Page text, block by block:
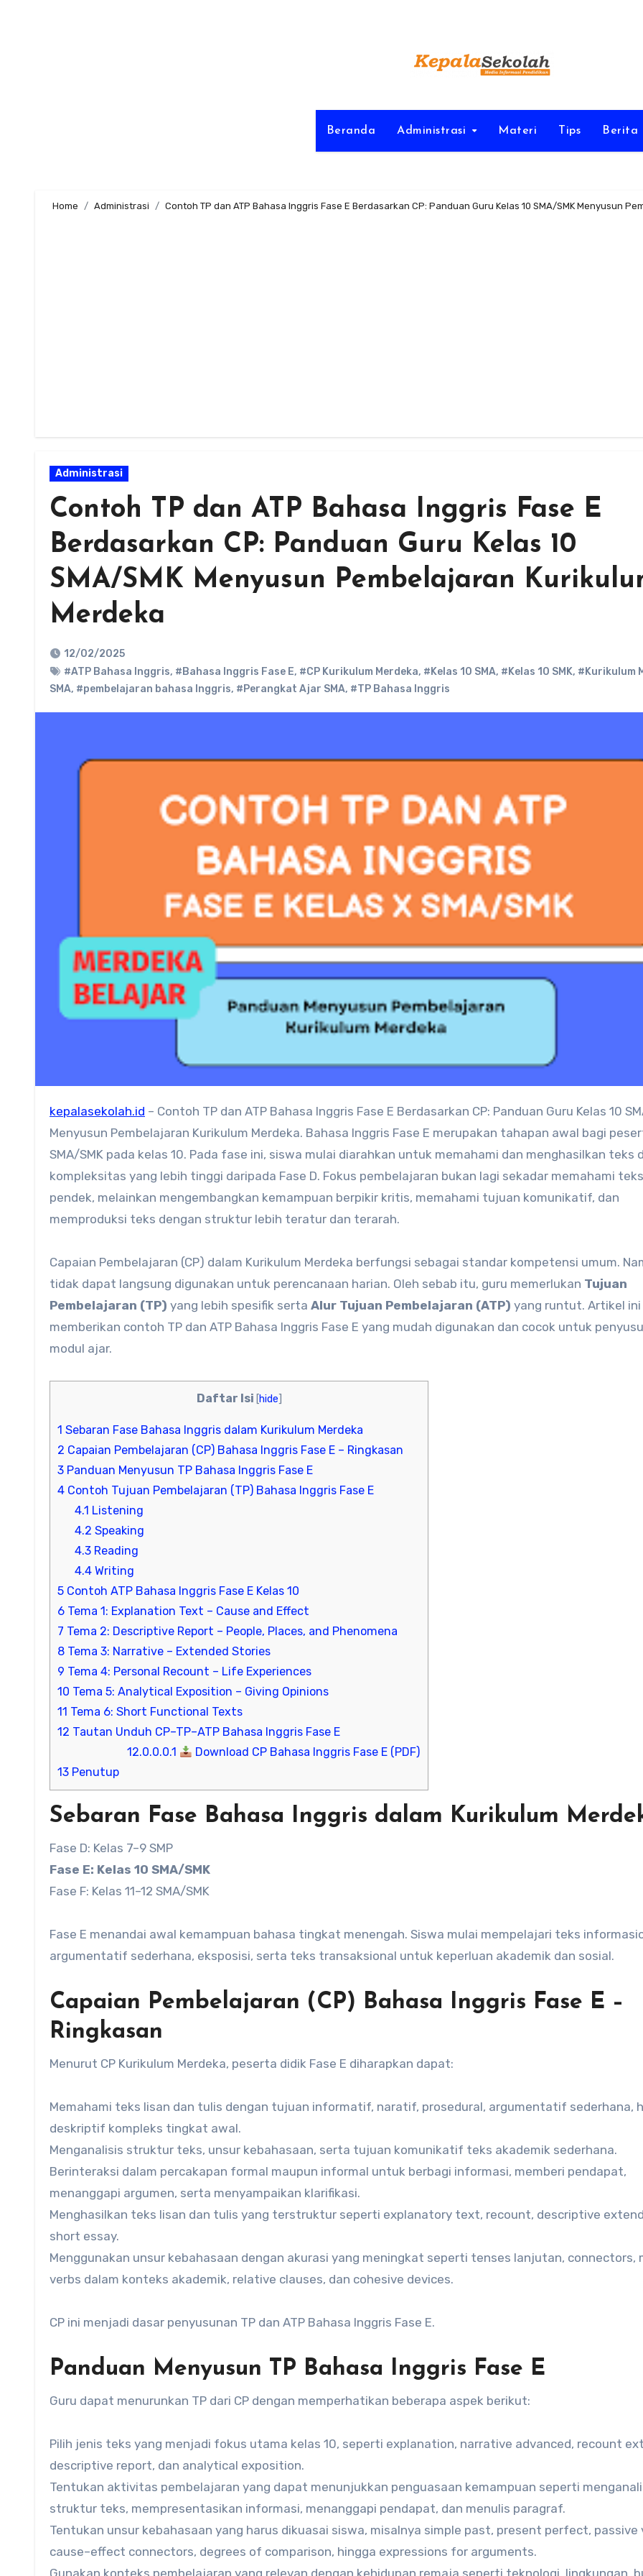
Beranda Administrasi Materi Tips Berita
Home Administrasi Contoh TP dan ATP Bahasa Inggris Fase E Berdasarkan CP: Panduan Guru Kelas 10 SMA/SMK Menyusun
Administrasi
Contoh TP dan ATP Bahasa Inggris Fase E
Berdasarkan CP: Panduan Guru Kelas 10
SMA/SMK Menyusun Pembelajaran
Merdeka
12/02/2025
#ATP Bahasa Inggris, #Bahasa Inggris Fase E, #CP Kurikulum Merdeka, #Kelas 10 SMA, #Kelas 10 SMK, #Kurikulum
SMA, #pembelajaran bahasa Inggris, #Perangkat Ajar SMA, #TP Bahasa Inggris
kepalasekolah.id – Contoh TP dan ATP Bahasa Inggris Fase E Berdasarkan CP: Panduan Guru Kelas 10
Menyusun Pembelajaran Kurikulum Merdeka. Bahasa Inggris Fase E merupakan tahapan awal bagi
SMA/SMK pada kelas 10. Pada fase ini, siswa mulai diarahkan untuk memahami dan menghasilkan teks
kompleksitas yang lebih tinggi daripada Fase D. Fokus pembelajaran bukan lagi sekadar memahami teks
pendek, melainkan mengembangkan kemampuan berpikir kritis, memahami tujuan komunikatif, dan
memproduksi teks dengan struktur lebih teratur dan terarah.
Capaian Pembelajaran (CP) dalam Kurikulum Merdeka berfungsi sebagai standar kompetensi umum.
tidak dapat langsung digunakan untuk perencanaan harian. Oleh sebab itu, guru memerlukan Tujuan
Pembelajaran (TP) yang lebih spesifik serta Alur Tujuan Pembelajaran (ATP) yang runtut. Artikel ini
memberikan contoh TP dan ATP Bahasa Inggris Fase E yang mudah digunakan dan cocok untuk
modul ajar.
Daftar Isi [hide]
1 Sebaran Fase Bahasa Inggris dalam Kurikulum Merdeka
2 Capaian Pembelajaran (CP) Bahasa Inggris Fase E – Ringkasan
3 Panduan Menyusun TP Bahasa Inggris Fase E
4 Contoh Tujuan Pembelajaran (TP) Bahasa Inggris Fase E
4.1 Listening
4.2 Speaking
4.3 Reading
4.4 Writing
5 Contoh ATP Bahasa Inggris Fase E Kelas 10
6 Tema 1: Explanation Text – Cause and Effect
7 Tema 2: Descriptive Report – People, Places, and Phenomena
8 Tema 3: Narrative – Extended Stories
9 Tema 4: Personal Recount – Life Experiences
10 Tema 5: Analytical Exposition – Giving Opinions
11 Tema 6: Short Functional Texts
12 Tautan Unduh CP–TP–ATP Bahasa Inggris Fase E
12.0.0.0.1
Download CP Bahasa Inggris Fase E (PDF)
13 Penutup
Sebaran Fase Bahasa Inggris dalam Kurikulum
Fase D: Kelas 7–9 SMP
Fase E: Kelas 10 SMA/SMK
Fase F: Kelas 11–12 SMA/SMK
Fase E menandai awal kemampuan bahasa tingkat menengah. Siswa mulai mempelajari teks
argumentatif sederhana, eksposisi, serta teks transaksional untuk keperluan akademik dan sosial.
Capaian Pembelajaran (CP) Bahasa Inggris Fase E –
Ringkasan
Menurut CP Kurikulum Merdeka, peserta didik Fase E diharapkan dapat:
Memahami teks lisan dan tulis dengan tujuan informatif, naratif, prosedural, argumentatif sederhana,
deskriptif kompleks tingkat awal.
Menganalisis struktur teks, unsur kebahasaan, serta tujuan komunikatif teks akademik sederhana.
Berinteraksi dalam percakapan formal maupun informal untuk berbagi informasi, memberi pendapat,
menanggapi argumen, serta menyampaikan klarifikasi.
Menghasilkan teks lisan dan tulis yang terstruktur seperti explanatory text, recount, descriptive
short essay.
Menggunakan unsur kebahasaan dengan akurasi yang meningkat seperti tenses lanjutan, connectors,
verbs dalam konteks akademik, relative clauses, dan cohesive devices.
CP ini menjadi dasar penyusunan TP dan ATP Bahasa Inggris Fase E.
Panduan Menyusun TP Bahasa Inggris Fase E
Guru dapat menurunkan TP dari CP dengan memperhatikan beberapa aspek berikut:
Pilih jenis teks yang menjadi fokus utama kelas 10, seperti explanation, narrative advanced, recount
descriptive report, dan analytical exposition.
Tentukan aktivitas pembelajaran yang dapat menunjukkan penguasaan kemampuan seperti
struktur teks, mempresentasikan informasi, menanggapi pendapat, dan menulis paragraf.
Tentukan unsur kebahasaan yang harus dikuasai siswa, misalnya simple past, present perfect, passive
cause–effect connectors, degrees of comparison, hingga expressions for arguments.